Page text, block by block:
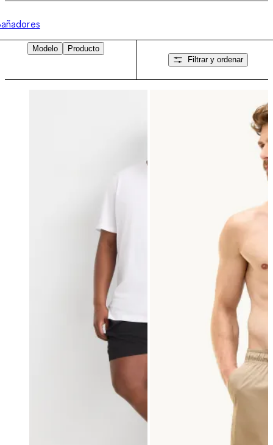
Modelo
Producto
Filtrar y ordenar